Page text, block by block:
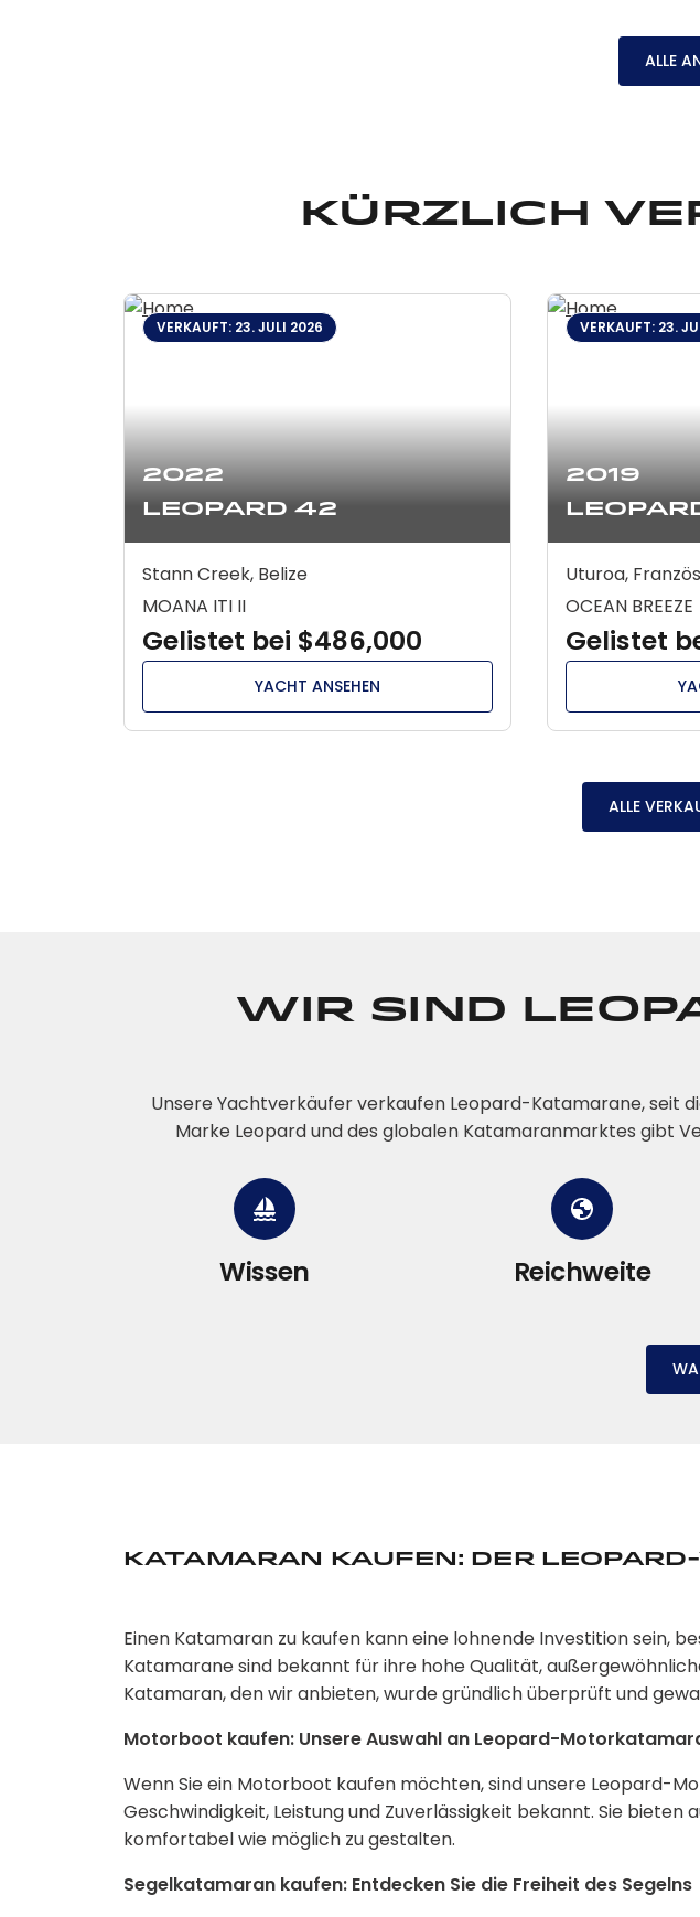
ALLE
Kürzlich
2022
Leopard 42
VERKAUFT: 23. JULI 2026
Stann Creek, Belize
MOANA ITI II
Gelistet bei $486,000
YACHT ANSEHEN
2019
VERKAUFT: 23.
Uturoa,
OCEAN BREEZE
Gelistet
ALLE
Wir sind
Unsere Yachtverkäufer verkaufen Leopard-Katamarane, seit
Marke Leopard und des globalen Katamaranmarktes gibt
Wissen Reichweite
Katamaran kaufen: Der
Einen Katamaran zu kaufen kann eine lohnende Investition sein,
Katamarane sind bekannt für ihre hohe Qualität,
Katamaran, den wir anbieten, wurde gründlich überprüft und
Motorboot kaufen: Unsere Auswahl an Leopard-
Wenn Sie ein Motorboot kaufen möchten, sind unsere Leopard-
Geschwindigkeit, Leistung und Zuverlässigkeit bekannt. Sie
komfortabel wie möglich zu gestalten.
Segelkatamaran kaufen: Entdecken Sie die Freiheit des Segelns